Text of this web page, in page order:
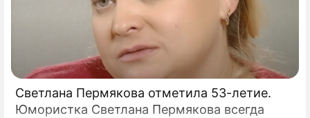
Светлана Пермякова отметила 53-летие.
Юмористка Светлана Пермякова всегда